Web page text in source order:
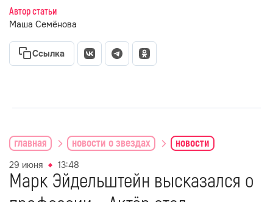
Автор статьи
Маша Семёнова
Ссылка
главная новости о звездах новости
29 июня 13:48
Марк Эйдельштейн высказался о